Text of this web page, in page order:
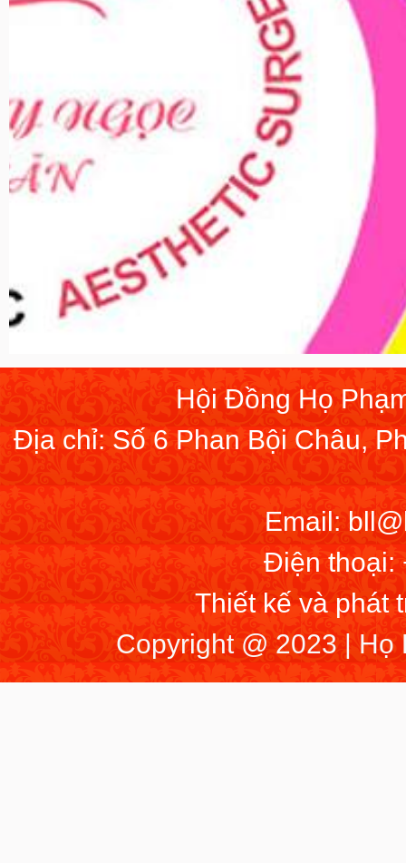
Hội Đồng Họ
Địa chỉ: Số 6 Phan Bội Châu,
Email:
Điện thoại:
Thiết kế và phát
Copyright @ 2023 | Họ